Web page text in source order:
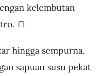
kelembutan
🍞
hingga sempurna,
sapuan susu pekat